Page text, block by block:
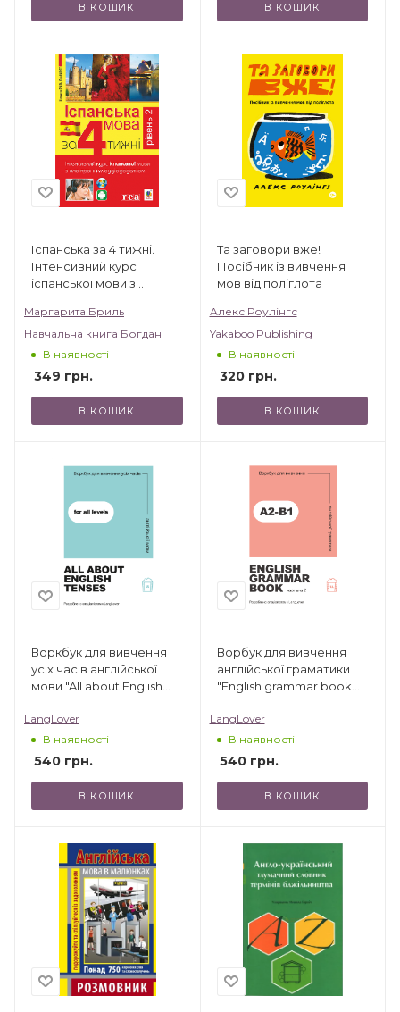
В КОШИК В КОШИК
Іспанська за 4 тижні.
Інтенсивний курс
іспанської мови з
аудіододатком. Рівень 2
Маргарита Бриль
Навчальна книга Богдан
В наявності
349 грн.
В КОШИК
Та заговори вже!
Посібник із вивчення
мов від поліглота
Алекс Роулінгс
Yakaboo Publishing
В наявності
320грн.
В КОШИК
Воркбук для вивчення
усіх часів англійської
мови "All about English
LangLover
В наявності
540 грн.
В КОШИК
Ворбук для вивчення
англійської граматики
"English grammar book
LangLover
В наявності
540грн.
В КОШИК